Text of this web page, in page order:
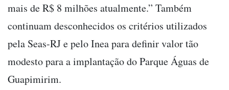
mais de R$ 8 milhões atualmente.” Também
continuam desconhecidos os critérios utilizados
pela Seas-RJ e pelo Inea para definir valor tão
modesto para a implantação do Parque Águas de
Guapimirim.